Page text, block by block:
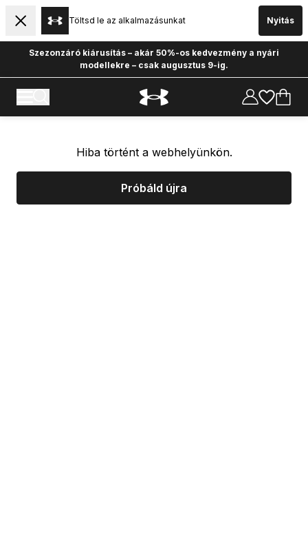
Töltsd le az alkalmazásunkat Nyitás
Szezonzáró kiárusítás – akár 50%-os kedvezmény a nyári
modellekre – csak augusztus 9-ig.
Hiba történt a webhelyünkön.
Próbáld újra